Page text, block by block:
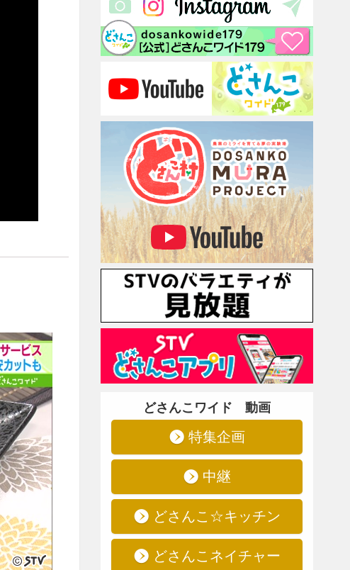
どさんこワイド 動画
特集企画
中継
どさんこ☆キッチン
どさんこネイチャー